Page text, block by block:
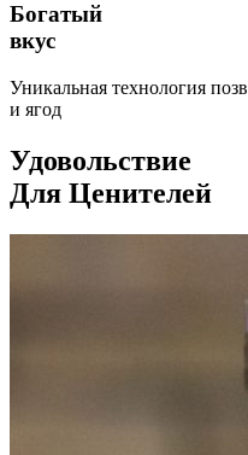
Богатый
вкус
Уникальная технология
и ягод
Удовольствие
Для Ценителей